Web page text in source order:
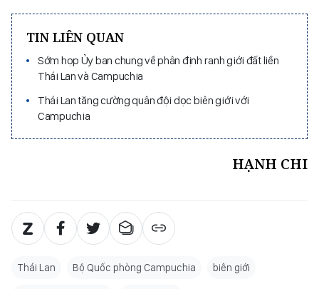
TIN LIÊN QUAN
Sớm họp Ủy ban chung về phân định ranh giới đất liền
Thái Lan và Campuchia
Thái Lan tăng cường quân đội dọc biên giới với
Campuchia
HẠNH CHI
Thái Lan Bộ Quốc phòng Campuchia biên giới